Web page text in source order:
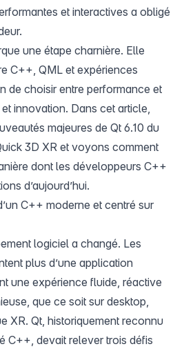
et interactives a obligé
une étape charnière. Elle
C++, QML et expériences
de choisir entre performance et
innovation. Dans cet article,
majeures de Qt 6.10 du
3D XR et voyons comment
dont les développeurs C++
d’aujourd’hui.
C++ moderne et centré sur
logiciel a changé. Les
plus d’une application
une expérience fluide, réactive
que ce soit sur desktop,
XR. Qt, historiquement reconnu
C++, devait relever trois défis